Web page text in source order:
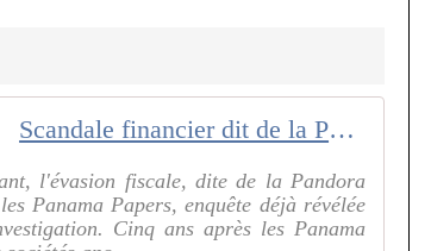
Scandale financier dit de la Pandora papers: et après?
l'évasion fiscale, dite de la Pandora
Panama Papers, enquête déjà révélée
Cinq ans après les Panama